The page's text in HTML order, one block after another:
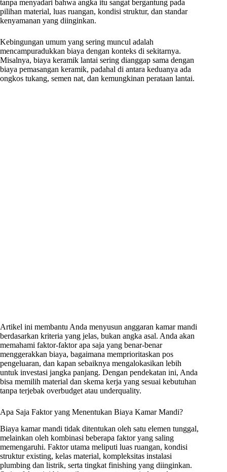
tanpa menyadari bahwa angka itu sangat bergantung pada
pilihan material, luas ruangan, kondisi struktur, dan standar
kenyamanan yang diinginkan.
Kebingungan umum yang sering muncul adalah
mencampuradukkan biaya dengan konteks di sekitarnya.
Misalnya, biaya keramik lantai sering dianggap sama dengan
biaya pemasangan keramik, padahal di antara keduanya ada
ongkos tukang, semen nat, dan kemungkinan perataan lantai.
Artikel ini membantu Anda menyusun anggaran kamar mandi
berdasarkan kriteria yang jelas, bukan angka asal. Anda akan
memahami faktor-faktor apa saja yang benar-benar
menggerakkan biaya, bagaimana memprioritaskan pos
pengeluaran, dan kapan sebaiknya mengalokasikan lebih
untuk investasi jangka panjang. Dengan pendekatan ini, Anda
bisa memilih material dan skema kerja yang sesuai kebutuhan
tanpa terjebak overbudget atau underquality.
Apa Saja Faktor yang Menentukan Biaya Kamar Mandi?
Biaya kamar mandi tidak ditentukan oleh satu elemen tunggal,
melainkan oleh kombinasi beberapa faktor yang saling
memengaruhi. Faktor utama meliputi luas ruangan, kondisi
struktur existing, kelas material, kompleksitas instalasi
plumbing dan listrik, serta tingkat finishing yang diinginkan.